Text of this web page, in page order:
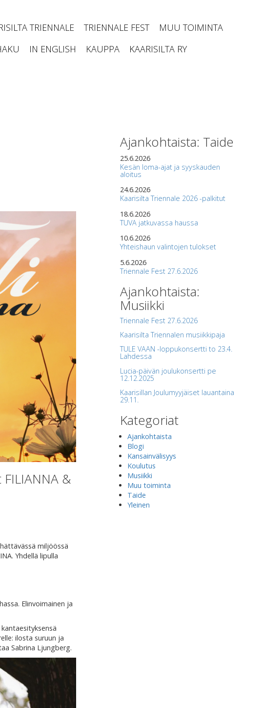
TRIENNALE TRIENNALE FEST
MUU TOIMINTA
IN ENGLISH KAUPPA
KAARISILTA RY
&
miljöössä
Yhdellä lipulla
Elinvoimainen ja
ilosta suruun ja
Sabrina Ljungberg.
Ajankohtaista: Taide
25.6.2026
Kesän loma-ajat ja syyskauden
aloitus
24.6.2026
Kaarisilta Triennale 2026 -palkitut
18.6.2026
TUVA jatkuvassa haussa
10.6.2026
Yhteishaun valintojen tulokset
5.6.2026
Triennale Fest 27.6.2026
Ajankohtaista:
Musiikki
Triennale Fest 27.6.2026
Kaarisilta Triennalen musiikkipaja
TULE VAAN -loppukonsertti to 23.4.
Lahdessa
Lucia-päivän joulukonsertti pe
12.12.2025
Kaarisillan Joulumyyjäiset lauantaina
29.11.
Kategoriat
Ajankohtaista
Blogi
Kansainvälisyys
Koulutus
Musiikki
Muu toiminta
Taide
Yleinen